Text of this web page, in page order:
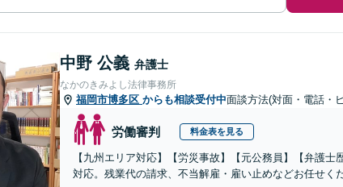
中野 公義 弁護士
なかのきみよし法律事務所
福岡市博多区 からも相談受付中面談方法(対面・電話・
労働審判 料金表を見る
【九州エリア対応】【労災事故】【元公務員】【弁護
対応。残業代の請求、不当解雇・雇い止めなどお任せく